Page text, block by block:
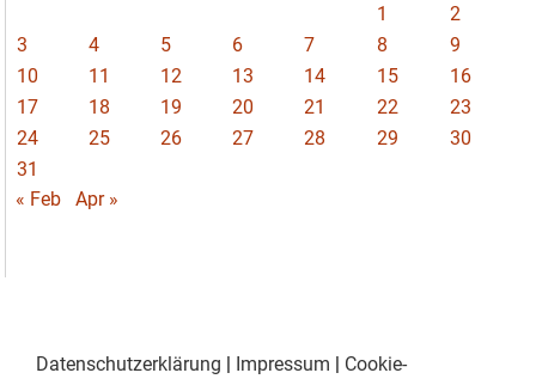
1
2
3
4 5 6 7 8
9
10
11 12 13 14 15
16
17
18 19 20 21 22
23
24
25 26 27 28 29
30
31
« Feb
Apr »
Datenschutzerklärung | Impressum | Cookie-